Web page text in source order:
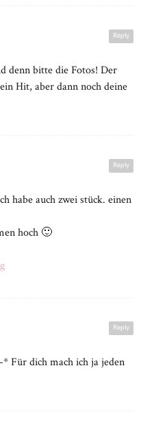
Reply
denn bitte die Fotos! Der
Hit, aber dann noch deine
Reply
habe auch zwei stück. einen
hoch 🙂
Reply
Für dich mach ich ja jeden